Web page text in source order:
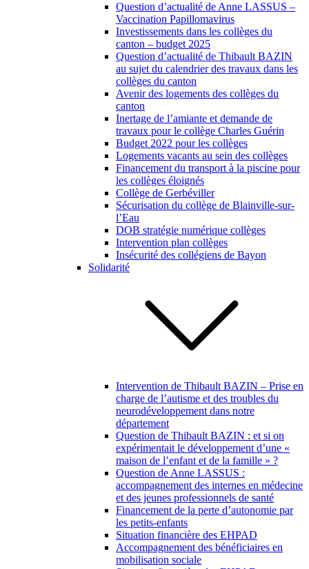
Question d’actualité de Anne LASSUS –
Vaccination Papillomavirus
Investissements dans les collèges du
canton – budget 2025
Question d’actualité de Thibault BAZIN
au sujet du calendrier des travaux dans les
collèges du canton
Avenir des logements des collèges du
canton
Inertage de l’amiante et demande de
travaux pour le collège Charles Guérin
Budget 2022 pour les collèges
Logements vacants au sein des collèges
Financement du transport à la piscine pour
les collèges éloignés
Collège de Gerbéviller
Sécurisation du collège de Blainville-sur-
l’Eau
DOB stratégie numérique collèges
Intervention plan collèges
Insécurité des collégiens de Bayon
Solidarité
Intervention de Thibault BAZIN – Prise en
charge de l’autisme et des troubles du
neurodéveloppement dans notre
département
Question de Thibault BAZIN : et si on
expérimentait le développement d’une «
maison de l’enfant et de la famille » ?
Question de Anne LASSUS :
accompagnement des internes en médecine
et des jeunes professionnels de santé
Financement de la perte d’autonomie par
les petits-enfants
Situation financière des EHPAD
Accompagnement des bénéficiaires en
mobilisation sociale